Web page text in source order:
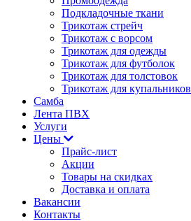
Подкладочные ткани
Трикотаж стрейч
Трикотаж с ворсом
Трикотаж для одежды
Трикотаж для футболок
Трикотаж для толстовок
Трикотаж для купальников
Самба
Лента ПВХ
Услуги
Цены
Прайс-лист
Акции
Товары на скидках
Доставка и оплата
Вакансии
Контакты